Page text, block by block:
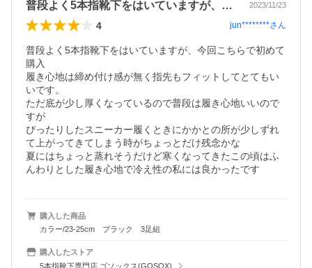
普段よく5本指靴下をはいていますが、今… 2023/11/23
4 jun********さん
普段よく5本指靴下をはいていますが、今回こちらで初めて
購入
履き心地は締め付け感が無く指先もフィットしてとてもい
いです。
ただ底が少し厚くなっているので普段は履き心地いいので
すが
ぴったりしたスニーカー履くときにかかとの所が少しずれ
て上がってきてしまう時がちょっとだけ残念かな
夏にはちょっと蒸れそうだけど寒くなってきたこの頃はふ
んわりとした履き心地で冷え性の私には良かったです
購入した商品
カラー/23-25cm ブラック 3足組
購入したストア
5本指靴下専門店 ゴソックス(GOSOX)